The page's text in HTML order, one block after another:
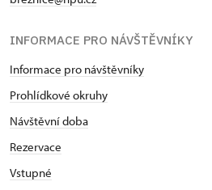
b) výška kliky 105
c) dveře jsou lehce
d) směr otevírání dveří
v předsíňce: průchodu
komunitě, ve které žijeme.
INFORMACE PRO NÁVŠTĚVNÍKY
Informace pro návštěvníky
Prohlídkové okruhy
Návštěvní doba
Rezervace
Vstupné